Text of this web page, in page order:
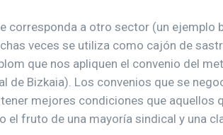
corresponda a otro sector (un ejemplo
veces se utiliza como cajón de
que nos apliquen el convenio del
de Bizkaia). Los convenios que se
mejores condiciones que aquellos
el fruto de una mayoría sindical y una